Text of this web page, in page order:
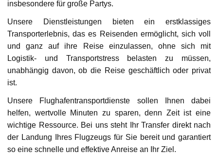
insbesondere für große Partys.
Unsere Dienstleistungen bieten ein erstklassiges
Transporterlebnis, das es Reisenden ermöglicht, sich voll
und ganz auf ihre Reise einzulassen, ohne sich mit
Logistik- und Transportstress belasten zu müssen,
unabhängig davon, ob die Reise geschäftlich oder privat
ist.
Unsere Flughafentransportdienste sollen Ihnen dabei
helfen, wertvolle Minuten zu sparen, denn Zeit ist eine
wichtige Ressource. Bei uns steht Ihr Transfer direkt nach
der Landung Ihres Flugzeugs für Sie bereit und garantiert
so eine schnelle und effektive Anreise an Ihr Ziel.